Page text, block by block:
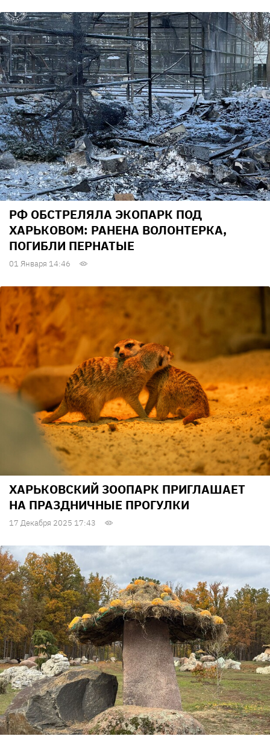
РФ ОБСТРЕЛЯЛА ЭКОПАРК ПОД
ХАРЬКОВОМ: РАНЕНА ВОЛОНТЕРКА,
ПОГИБЛИ ПЕРНАТЫЕ
01 Января 14:46
ХАРЬКОВСКИЙ ЗООПАРК ПРИГЛАШАЕТ
НА ПРАЗДНИЧНЫЕ ПРОГУЛКИ
17 Декабря 2025 17:43